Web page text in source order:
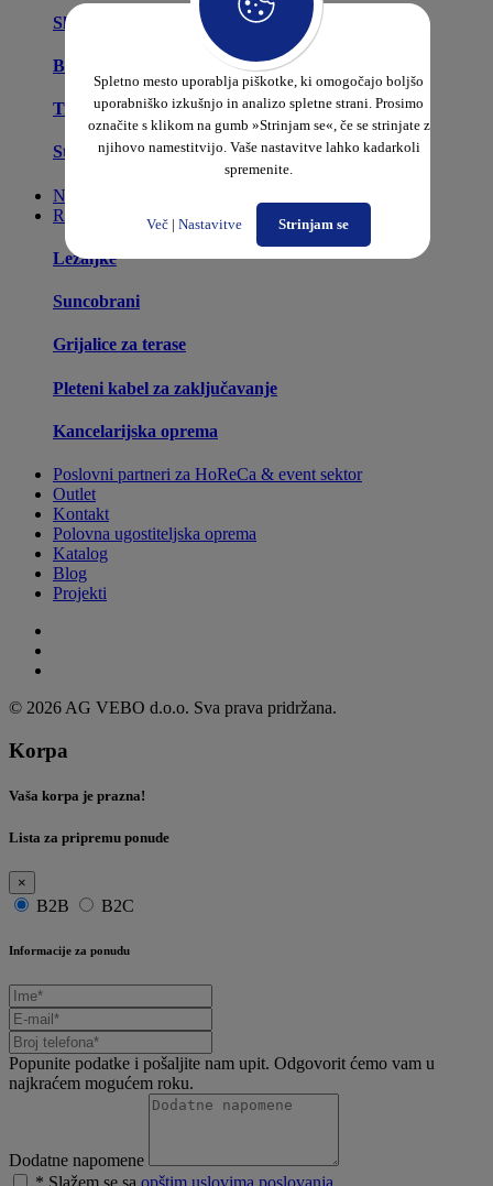
Sklopivi stolovi
Banket stolice
Transportna kolica
Stolnjaci
Najam stolica i stolova
Razno
Ležaljke
Suncobrani
Grijalice za terase
Pleteni kabel za zaključavanje
Kancelarijska oprema
Poslovni partneri za HoReCa & event sektor
Outlet
Kontakt
Polovna ugostiteljska oprema
Katalog
Blog
Projekti
© 2026 AG VEBO d.o.o. Sva prava pridržana.
Korpa
Vaša korpa je prazna!
Lista za pripremu ponude
×
B2B B2C
Informacije za ponudu
Popunite podatke i pošaljite nam upit. Odgovorit ćemo vam u
najkraćem mogućem roku.
Dodatne napomene
Spletno mesto uporablja piškotke, ki omogočajo boljšo
uporabniško izkušnjo in analizo spletne strani. Prosimo
označite s klikom na gumb »Strinjam se«, če se strinjate z
njihovo namestitvijo. Vaše nastavitve lahko kadarkoli
spremenite.
Več | Nastavitve Strinjam se